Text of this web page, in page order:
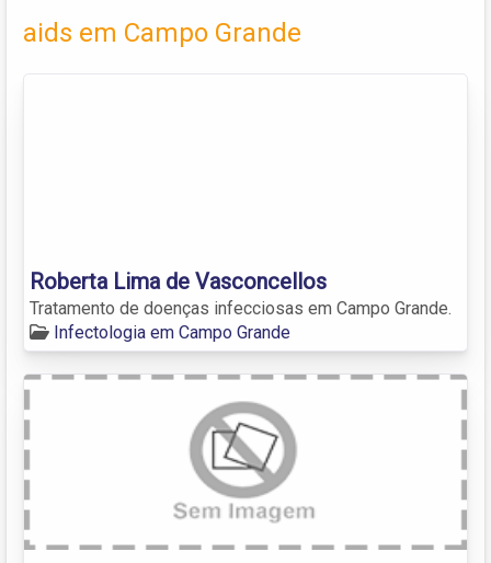
aids em Campo Grande
Roberta Lima de Vasconcellos
Tratamento de doenças infecciosas em Campo Grande.
Infectologia em Campo Grande